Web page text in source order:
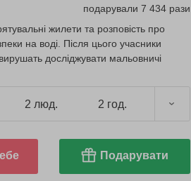
подарували 7 434 рази
жилети та розповість про
на воді. Після цього учасники
досліджувати мальовничі
2 люд. 2 год.
Подарувати